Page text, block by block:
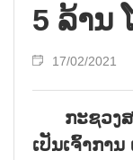
5 ລ້ານ
17/02/2021
ກະຊວງ
ເປັນເຈົ້າກາ